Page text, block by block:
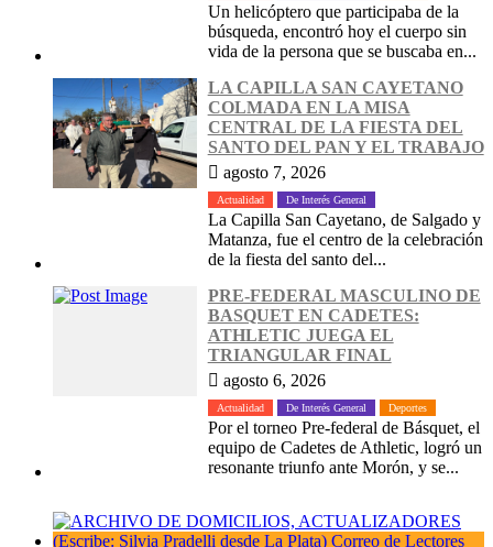
Un helicóptero que participaba de la
búsqueda, encontró hoy el cuerpo sin
vida de la persona que se buscaba en...
LA CAPILLA SAN CAYETANO
COLMADA EN LA MISA
CENTRAL DE LA FIESTA DEL
SANTO DEL PAN Y EL TRABAJO
agosto 7, 2026
Actualidad De Interés General
La Capilla San Cayetano, de Salgado y
Matanza, fue el centro de la celebración
de la fiesta del santo del...
PRE-FEDERAL MASCULINO DE
BASQUET EN CADETES:
ATHLETIC JUEGA EL
TRIANGULAR FINAL
agosto 6, 2026
Actualidad De Interés General Deportes
Por el torneo Pre-federal de Básquet, el
equipo de Cadetes de Athletic, logró un
resonante triunfo ante Morón, y se...